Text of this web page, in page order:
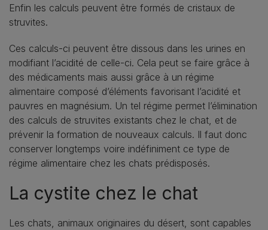
Enfin les calculs peuvent être formés de cristaux de
struvites.
Ces calculs-ci peuvent être dissous dans les urines en
modifiant l’acidité de celle-ci. Cela peut se faire grâce à
des médicaments mais aussi grâce à un régime
alimentaire composé d’éléments favorisant l’acidité et
pauvres en magnésium. Un tel régime permet l’élimination
des calculs de struvites existants chez le chat, et de
prévenir la formation de nouveaux calculs. Il faut donc
conserver longtemps voire indéfiniment ce type de
régime alimentaire chez les chats prédisposés.
La cystite chez le chat
Les chats, animaux originaires du désert, sont capables